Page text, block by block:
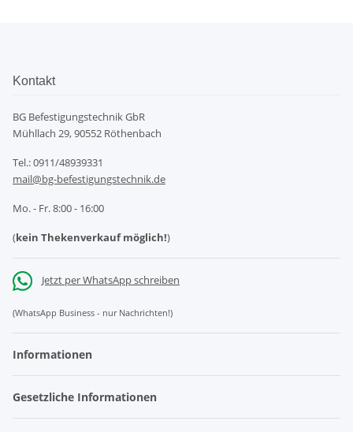
Kontakt
BG Befestigungstechnik GbR
Mühllach 29, 90552 Röthenbach
Tel.: 0911/48939331
mail@bg-befestigungstechnik.de
Mo. - Fr. 8:00 - 16:00
(kein Thekenverkauf möglich!)
Jetzt per WhatsApp schreiben
(WhatsApp Business - nur Nachrichten!)
Informationen
Gesetzliche Informationen